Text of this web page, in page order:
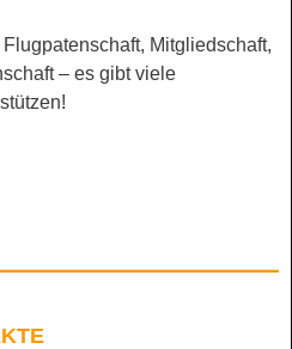
Mitgliedschaft,
– es gibt viele